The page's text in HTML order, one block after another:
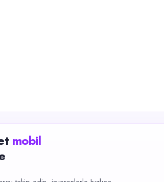
mobil